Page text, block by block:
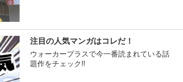
注目の人気マンガはコレだ！
ウォーカープラスで今一番読まれている話
題作をチェック!!